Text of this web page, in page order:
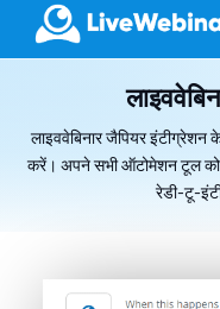
लाइववेबिनार जैपियर इंटीग्रेशन
करें। अपने सभी ऑटोमेशन टूल
रेडी-टू-